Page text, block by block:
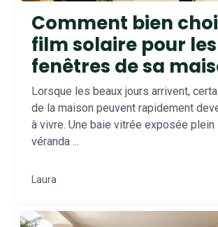
Comment bien
film solaire pour les
fenêtres de sa
Lorsque les beaux jours arrivent,
de la maison peuvent rapidement
à vivre. Une baie vitrée exposée plein
véranda ...
Laura